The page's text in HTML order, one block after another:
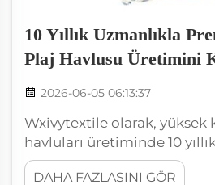
10 Yıllık Uzmanlıkla
Plaj Havlusu Üretimini
2026-06-05 06:13:37
Wxivytextile olarak, yüksek
havluları üretiminde 10
gurur duyuyoruz. Kaliteye
taahhüt, bizi piyasada öne
DAHA FAZLASINI GÖR